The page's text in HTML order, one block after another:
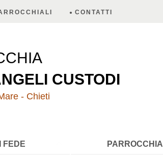
CONTATTI
CUSTODI
- Chieti
FEDE PARROCCHIA